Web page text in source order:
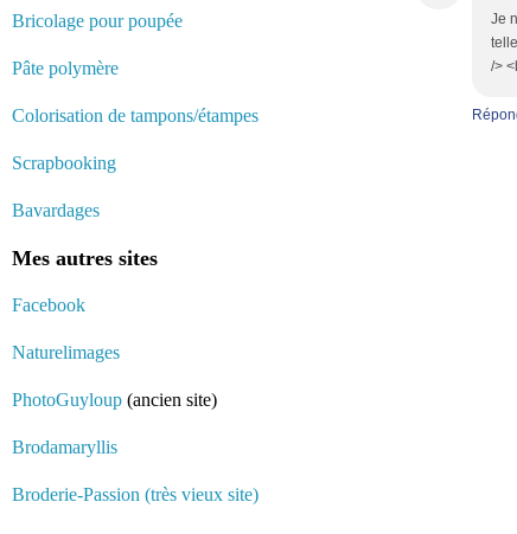
Bricolage pour poupée
Pâte polymère
Colorisation de tampons/étampes
Scrapbooking
Bavardages
Mes autres sites
Facebook
Naturelimages
PhotoGuyloup (ancien site)
Brodamaryllis
Broderie-Passion (très vieux site)
Je
/>